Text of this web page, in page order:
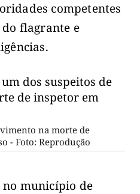
competentes
flagrante e
na morte de
- Foto: Reprodução
no município de